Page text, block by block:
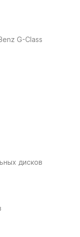
G-Class
дисков